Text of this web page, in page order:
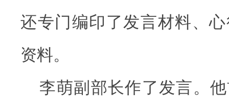
还专门编印了发言材料、
资料。
李萌副部长作了发言。